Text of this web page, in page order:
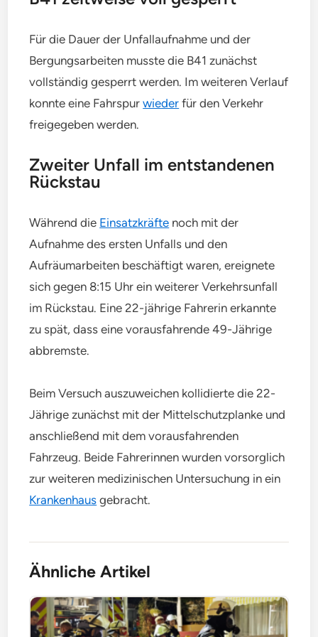
Für die Dauer der Unfallaufnahme und der
Bergungsarbeiten musste die B41 zunächst
vollständig gesperrt werden. Im weiteren Verlauf
konnte eine Fahrspurwieder für den Verkehr
freigegeben werden.
Zweiter Unfall im entstandenen
Rückstau
Während die Einsatzkräfte noch mit der
Aufnahme des ersten Unfalls und den
Aufräumarbeiten beschäftigt waren, ereignete
sich gegen 8:15 Uhr ein weiterer Verkehrsunfall
im Rückstau. Eine 22-jährige Fahrerin erkannte
zu spät, dass eine vorausfahrende 49-Jährige
abbremste.
Beim Versuch auszuweichen kollidierte die 22-
Jährige zunächst mit der Mittelschutzplanke und
anschließend mit dem vorausfahrenden
Fahrzeug. Beide Fahrerinnen wurden vorsorglich
zur weiteren medizinischen Untersuchung in ein
Krankenhaus gebracht.
Ähnliche Artikel